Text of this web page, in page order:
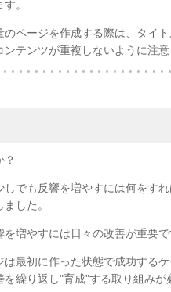
。
のページを作成する際は、タイ
ンテンツが重複しないように注意
？
しでも反響を増やすには何をす
した。
増やすには日々の改善が重要で
は最初に作った状態で成功する
を繰り返し"育成"する取り組みが